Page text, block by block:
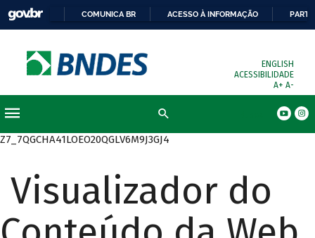
COMUNICA BR ACESSO À INFORMAÇÃO
ENGLISH
ACESSIBILIDADE
A+ A-
Z7_7QGCHA41LOEO20QGLV6M9J3GJ4
Visualizador do